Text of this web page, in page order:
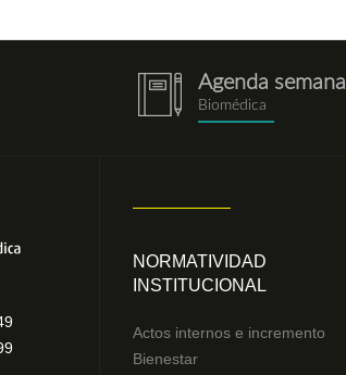
notebook.png
Agenda semanal
Biomédica
NORMATIVIDAD
INSTITUCIONAL
Actos internos e incremento
Bienestar